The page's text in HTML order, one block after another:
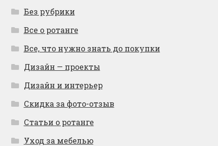
Без рубрики
Все о ротанге
Все, что нужно знать до покупки
Дизайн — проекты
Дизайн и интерьер
Скидка за фото-отзыв
Статьи о ротанге
Уход за мебелью